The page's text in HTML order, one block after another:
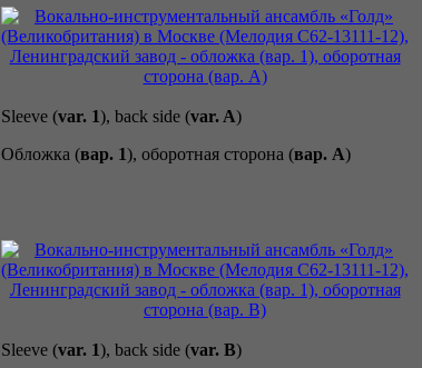
Sleeve (var. 1), back side (var. A)
Обложка (вар. 1), оборотная сторона (вар. A)
Sleeve (var. 1), back side (var. B)